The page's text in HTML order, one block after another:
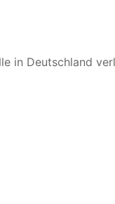
in Deutschland